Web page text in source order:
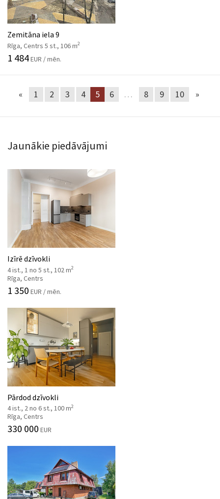
Zemitāna iela 9
Rīga, Centrs 5 st., 106 m2
1 484EUR / mēn.
« 1 2 3 4 5 6 … 8 9 10 »
Jaunākie piedāvājumi
Izīrē dzīvokli
4 ist., 1 no 5 st., 102 m2
Rīga, Centrs
1 350 EUR / mēn.
Pārdod dzīvokli
4 ist., 2 no 6 st., 100 m2
Rīga, Centrs
330 000 EUR